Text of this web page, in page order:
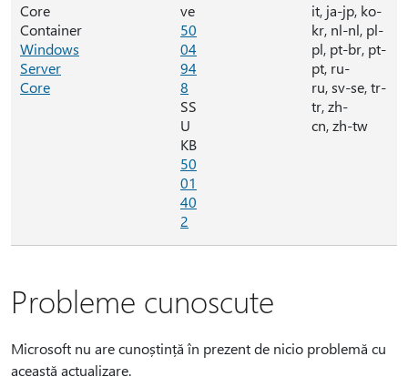
Core
Container
Windows
Server
Core
ve
50
04
94
8
SS
U
KB
50
01
40
2
it, ja-jp, ko-
kr, nl-nl, pl-
pl, pt-br, pt-
pt, ru-
ru, sv-se, tr-
tr, zh-
cn, zh-tw
Probleme cunoscute
Microsoft nu are cunoștință în prezent de nicio problemă cu
această actualizare.